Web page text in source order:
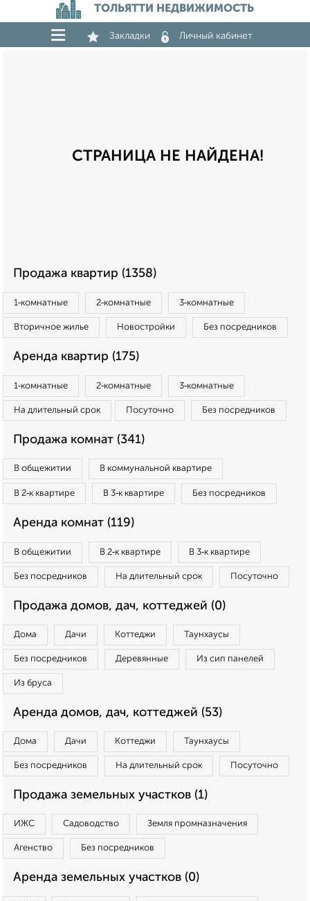
ТОЛЬЯТТИ НЕДВИЖИМОСТЬ
Закладки Личный кабинет
СТРАНИЦА НЕ НАЙДЕНА!
Продажа квартир (1358)
1‑комнатные 2‑комнатные 3‑комнатные
Вторичное жилье Новостройки Без посредников
Аренда квартир (175)
1‑комнатные 2‑комнатные 3‑комнатные
На длительный срок Посуточно Без посредников
Продажа комнат (341)
В общежитии В коммунальной квартире
В 2‑к квартире В 3‑к квартире Без посредников
Аренда комнат (119)
В общежитии В 2‑к квартире В 3‑к квартире
Без посредников На длительный срок Посуточно
Продажа домов, дач, коттеджей (0)
Дома Дачи Коттеджи Таунхаусы
Без посредников Деревянные Из сип панелей
Из бруса
Аренда домов, дач, коттеджей (53)
Дома Дачи Коттеджи Таунхаусы
Без посредников На длительный срок Посуточно
Продажа земельных участков (1)
ИЖС Садоводство Земля промназначения
Агенство Без посредников
Аренда земельных участков (0)